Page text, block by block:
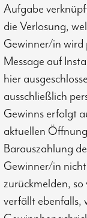
Aufgabe
die Verlosung,
Gewinner/in wird
Message auf
hier
ausschließlich
Gewinns erfolgt
aktuellen
Barauszahlung
Gewinner/in
zurückmelden,
verfällt ebenfalls,